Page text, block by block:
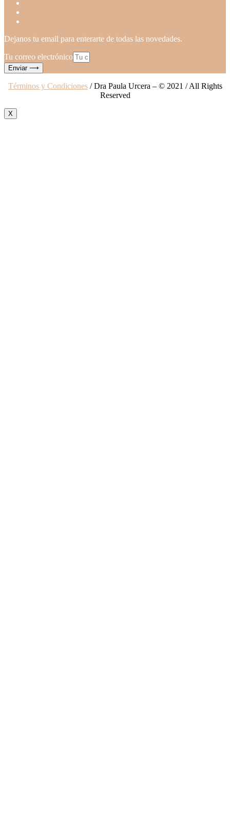
Dejanos tu email para enterarte de todas las novedades.
Tu correo electrónico
Enviar ⟶
Términos y Condiciones/ Dra Paula Urcera – © 2021 / All Rights
Reserved
X